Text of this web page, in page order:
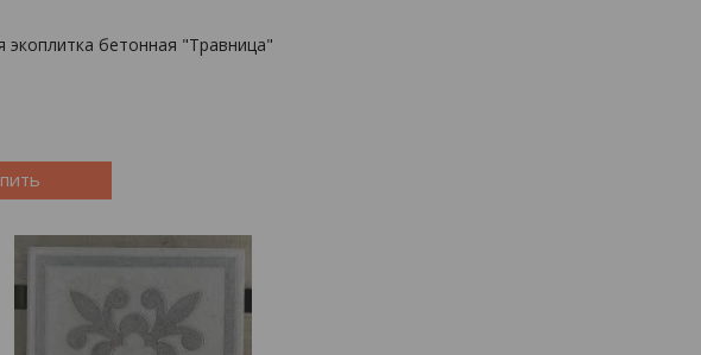
экоплитка бетонная "Травница"